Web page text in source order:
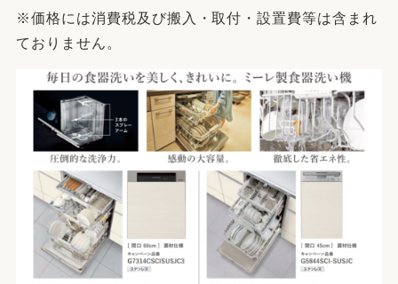
※価格には消費税及び搬入・取付・設置費等は含まれ
ておりません。